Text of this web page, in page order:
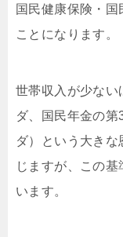
国民健康保険・国
ことになります。
世帯収入が少ない
ダ、国民年金の
ダ）という大き
じますが、この
います。